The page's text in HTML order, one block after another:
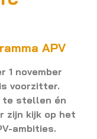
APV
1 november
voorzitter.
te stellen én
zijn kijk op het
ambities.